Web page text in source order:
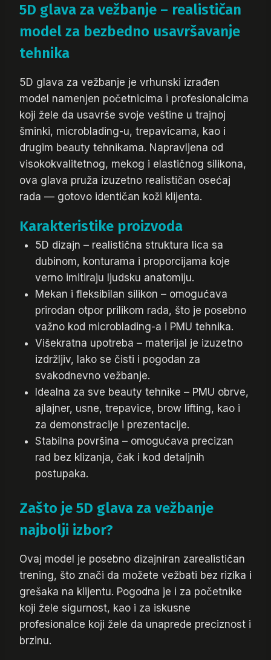
5D glava za vežbanje – realističan
model za bezbedno usavršavanje
tehnika
5D glava za vežbanje je vrhunski izrađen
model namenjen početnicima i profesionalcima
koji žele da usavrše svoje veštine u trajnoj
šminki, microblading-u, trepavicama, kao i
drugim beauty tehnikama. Napravljena od
visokokvalitetnog, mekog i elastičnog silikona,
ova glava pruža izuzetno realističan osećaj
rada — gotovo identičan koži klijenta.
Karakteristike proizvoda
5D dizajn – realistična struktura lica sa
dubinom, konturama i proporcijama koje
verno imitiraju ljudsku anatomiju.
Mekan i fleksibilan silikon – omogućava
prirodan otpor prilikom rada, što je posebno
važno kod microblading-a i PMU tehnika.
Višekratna upotreba – materijal je izuzetno
izdržljiv, lako se čisti i pogodan za
svakodnevno vežbanje.
Idealna za sve beauty tehnike – PMU obrve,
ajlajner, usne, trepavice, brow lifting, kao i
za demonstracije i prezentacije.
Stabilna površina – omogućava precizan
rad bez klizanja, čak i kod detaljnih
postupaka.
Zašto je 5D glava za vežbanje
najbolji izbor?
Ovaj model je posebno dizajniran zarealističan
trening, što znači da možete vežbati bez rizika i
grešaka na klijentu. Pogodna je i za početnike
koji žele sigurnost, kao i za iskusne
profesionalce koji žele da unaprede preciznost i
brzinu.